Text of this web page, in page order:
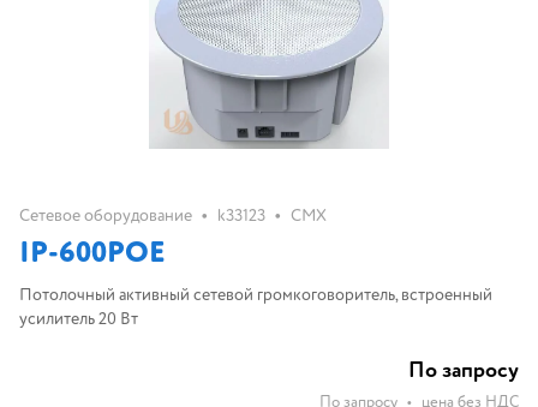
Сетевое оборудование • k33123 • CMX
IP-600POE
Потолочный активный сетевой громкоговоритель, встроенный
усилитель 20 Вт
По запросу